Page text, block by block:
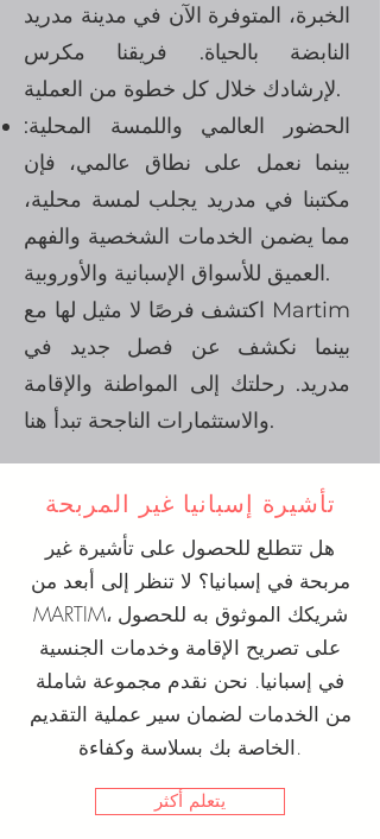
الخبرة، المتوفرة الآن في مدينة مدريد
النابضة بالحياة. فريقنا مكرس
لإرشادك خلال كل خطوة من العملية.
الحضور العالمي واللمسة المحلية:
بينما نعمل على نطاق عالمي، فإن
مكتبنا في مدريد يجلب لمسة محلية،
مما يضمن الخدمات الشخصية والفهم
العميق للأسواق الإسبانية والأوروبية.
اكتشف فرصًا لا مثيل لها مع Martim
بينما نكشف عن فصل جديد في
مدريد. رحلتك إلى المواطنة والإقامة
والاستثمارات الناجحة تبدأ هنا.
تأشيرة إسبانيا غير المربحة
هل تتطلع للحصول على تأشيرة غير
مربحة في إسبانيا؟ لا تنظر إلى أبعد من
MARTIM، شريكك الموثوق به للحصول
على تصريح الإقامة وخدمات الجنسية
في إسبانيا. نحن نقدم مجموعة شاملة
من الخدمات لضمان سير عملية التقديم
الخاصة بك بسلاسة وكفاءة.
يتعلم أكثر